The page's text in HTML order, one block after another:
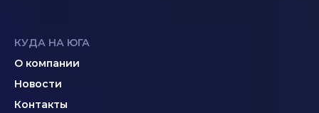
КУДА НА ЮГА
О компании
Новости
Контакты